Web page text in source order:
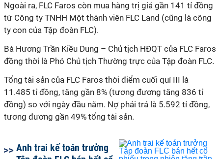
Ngoài ra, FLC Faros còn mua hàng trị giá gần 141 tỉ đồng
từ Công ty TNHH Một thành viên FLC Land (cũng là công
ty con của Tập đoàn FLC).
Bà Hương Trần Kiều Dung – Chủ tịch HĐQT của FLC Faros
đồng thời là Phó Chủ tịch Thường trực của Tập đoàn FLC.
Tổng tài sản của FLC Faros thời điểm cuối quí III là
11.485 tỉ đồng, tăng gần 8% (tương đương tăng 836 tỉ
đồng) so với ngày đầu năm. Nợ phải trả là 5.592 tỉ đồng,
tương đương gần 49% tổng tài sản.
Anh trai kế toán trưởng